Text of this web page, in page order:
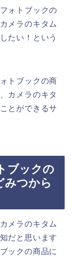
ォトブックの
メラのキタム
たい！という
トブックの商
カメラのキタ
とができるサ
ブックの
みつから
メラのキタム
だと思います
ックの商品に